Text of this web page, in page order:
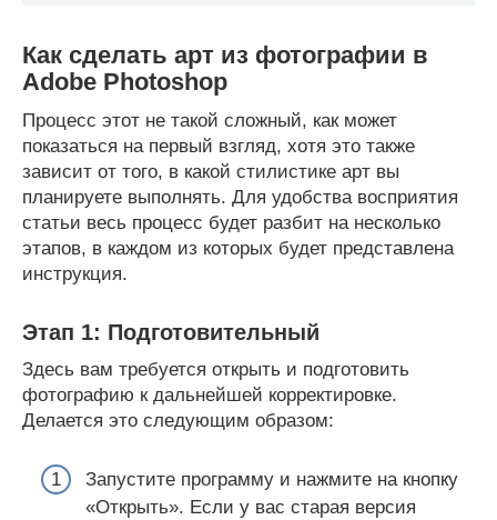
Как сделать арт из фотографии в
Adobe Photoshop
Процесс этот не такой сложный, как может
показаться на первый взгляд, хотя это также
зависит от того, в какой стилистике арт вы
планируете выполнять. Для удобства восприятия
статьи весь процесс будет разбит на несколько
этапов, в каждом из которых будет представлена
инструкция.
Этап 1: Подготовительный
Здесь вам требуется открыть и подготовить
фотографию к дальнейшей корректировке.
Делается это следующим образом:
Запустите программу и нажмите на кнопку
«Открыть». Если у вас старая версия